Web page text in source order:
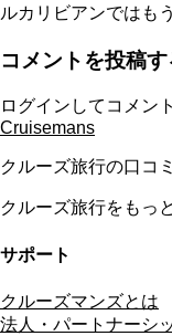
ルカリビアンではも
コメントを投稿す
ログインしてコメン
Cruisemans
クルーズ旅行の口コ
クルーズ旅行をもっ
サポート
クルーズマンズとは
法人・パートナーシ